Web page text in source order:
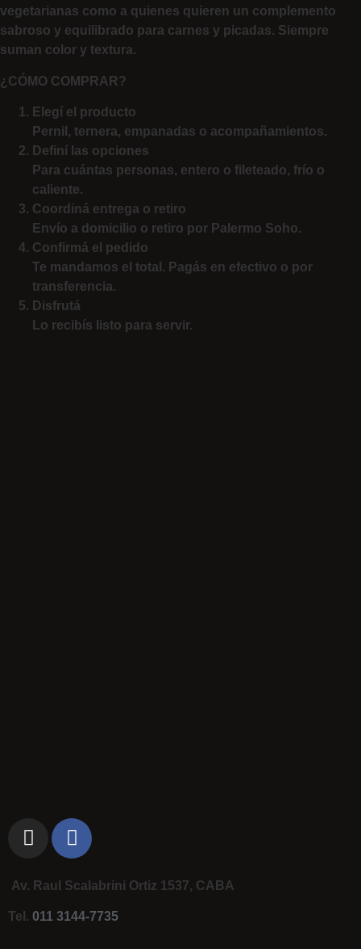
vegetarianas como a quienes quieren un complemento
sabroso y equilibrado para carnes y picadas. Siempre
suman color y textura.
¿CÓMO COMPRAR?
Elegí el producto
Pernil, ternera, empanadas o acompañamientos.
Definí las opciones
Para cuántas personas, entero o fileteado, frío o
caliente.
Coordiná entrega o retiro
Envío a domicilio o retiro por Palermo Soho.
Confirmá el pedido
Te mandamos el total. Pagás en efectivo o por
transferencia.
Disfrutá
Lo recibís listo para servir.
Av. Raul Scalabrini Ortiz 1537, CABA
Tel. 011 3144-7735